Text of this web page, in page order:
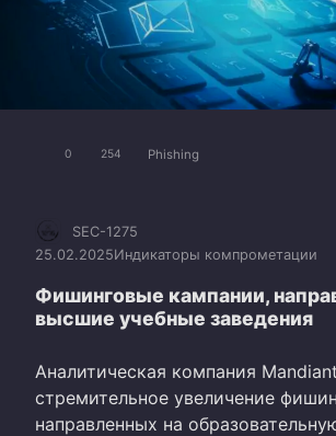
0 254 Phishing
SEC-1275
25.02.2025Индикаторы компрометации
Фишинговые кампании,
высшие учебные заведения
Аналитическая компания
стремительное увеличение
направленных на